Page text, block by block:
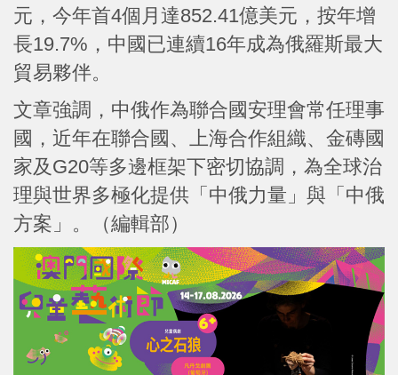
元，今年首4個月達852.41億美元，按年增
長19.7%，中國已連續16年成為俄羅斯最大
貿易夥伴。
文章強調，中俄作為聯合國安理會常任理事
國，近年在聯合國、上海合作組織、金磚國
家及G20等多邊框架下密切協調，為全球治
理與世界多極化提供「中俄力量」與「中俄
方案」。（編輯部）